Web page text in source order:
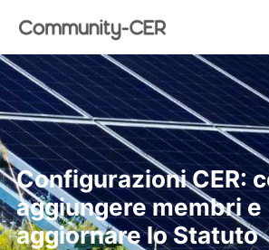
Configurazioni CER:
aggiungere membri e
aggiornare lo Statuto